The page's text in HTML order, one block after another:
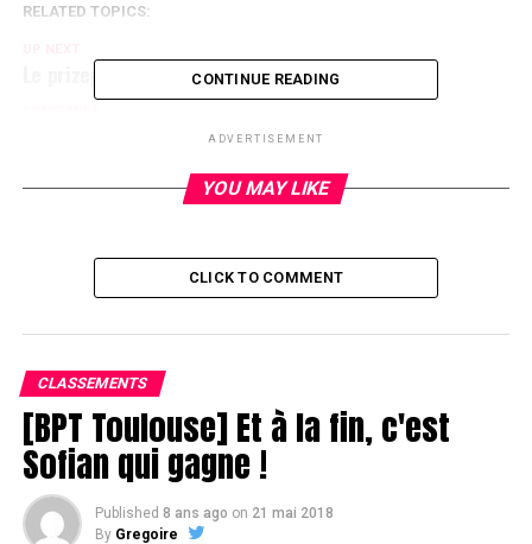
RELATED TOPICS:
Le prizepool de l'EPT Deauville
Plus que 4 tables à Deauville
CONTINUE READING
ADVERTISEMENT
YOU MAY LIKE
CLICK TO COMMENT
CLASSEMENTS
[BPT Toulouse] Et à la fin, c'est
Sofian qui gagne !
Published 8 ans ago on 21 mai 2018
By Gregoire